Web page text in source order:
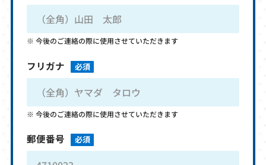
今後のご連絡の際に使用させていただきます
フリガナ 必須
今後のご連絡の際に使用させていただきます
郵便番号 必須